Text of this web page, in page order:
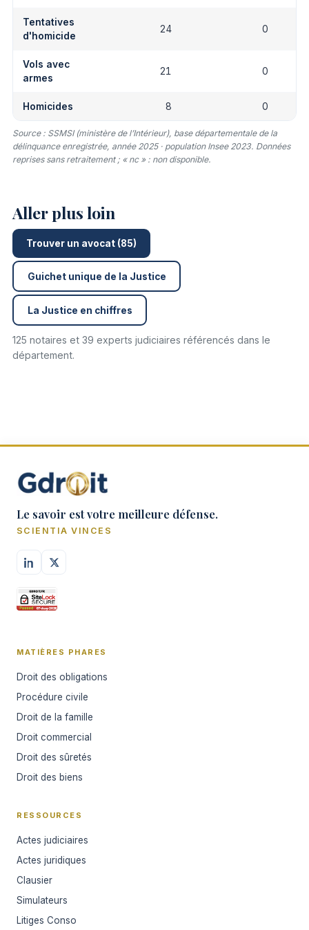
Tentatives
d'homicide
24 0
Vols avec
armes
21 0
Homicides 8 0
Source : SSMSI (ministère de l’Intérieur), base départementale de la
délinquance enregistrée, année 2025 · population Insee 2023. Données
reprises sans retraitement ; « nc » : non disponible.
Aller plus loin
Trouver un avocat (85)
Guichet unique de la Justice
La Justice en chiffres
125 notaires et 39 experts judiciaires référencés dans le
département.
Le savoir est votre meilleure défense.
SCIENTIA VINCES
MATIÈRES PHARES
Droit des obligations
Procédure civile
Droit de la famille
Droit commercial
Droit des sûretés
Droit des biens
RESSOURCES
Actes judiciaires
Actes juridiques
Clausier
Simulateurs
Litiges Conso